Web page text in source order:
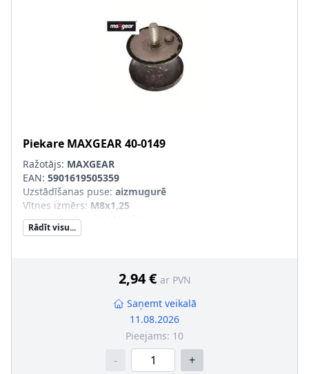
Piekare MAXGEAR40-0149
Ražotājs: MAXGEAR
EAN: 5901619505359
Uzstādīšanas puse: aizmugurē
Vītnes izmērs: M8x1,25
Materiāls:Gumija/ Metāls
Ārējais diametrs [mm]
Rādīt visu...
2,94 € ar PVN
Saņemt veikalā
11.08.2026
Pieejams: 10
- +